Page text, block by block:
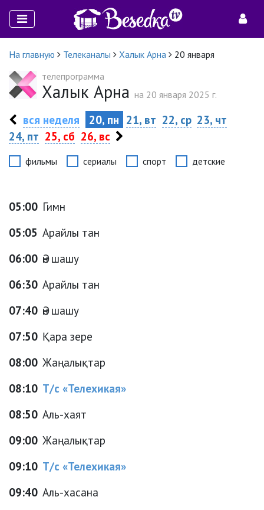
На главную Телеканалы Халык Арна
20 января
телепрограмма
Халык Арна на 20 января 2025 г.
вся неделя 20, пн 21, вт 22, ср 23, чт
24, пт 25, сб 26, вс
фильмы сериалы спорт детские
05:00 Гимн
05:05 Арайлы тан
06:00 Ән шашу
06:30 Арайлы тан
07:40 Ән шашу
07:50 Қара зере
08:00 Жаңалықтар
08:10 Т/с «Телехикая»
08:50 Аль-хаят
09:00 Жаңалықтар
09:10 Т/с «Телехикая»
09:40 Аль-хасана